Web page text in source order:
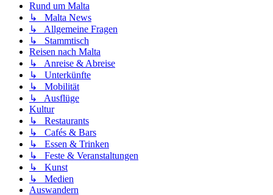
Rund um Malta
↳ Malta News
↳ Allgemeine Fragen
↳ Stammtisch
Reisen nach Malta
↳ Anreise & Abreise
↳ Unterkünfte
↳ Mobilität
↳ Ausflüge
Kultur
↳ Restaurants
↳ Cafés & Bars
↳ Essen & Trinken
↳ Feste & Veranstaltungen
↳ Kunst
↳ Medien
Auswandern